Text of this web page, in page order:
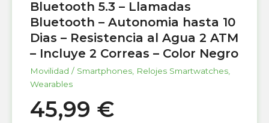
Bluetooth 5.3 – Llamadas
Bluetooth – Autonomia hasta 10
Dias – Resistencia al Agua 2 ATM
– Incluye 2 Correas – Color Negro
Movilidad / Smartphones Relojes Smartwatches
Wearables
45,99 €